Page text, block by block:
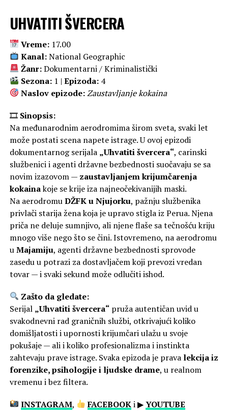
UHVATITI ŠVERCERA
Vreme:17.00
Kanal:National Geographic
Žanr:Dokumentarni / Kriminalistički
Sezona:1 | Epizoda:4
Naslov epizode:Zaustavljanje kokaina
🎞 Sinopsis:
Na međunarodnim aerodromima širom sveta, svaki let
može postati scena napete istrage. U ovoj epizodi
dokumentarnog serijala „Uhvatiti švercera“, carinski
službenici i agenti državne bezbednosti suočavaju se sa
novim izazovom — zaustavljanjem krijumčarenja
kokainakoje se krije iza najneočekivanijih maski.
Na aerodromuDŽFK u Njujorku, pažnju službenika
privlači starija žena koja je upravo stigla iz Perua. Njena
priča ne deluje sumnjivo, ali njene flaše sa tečnošću kriju
mnogo više nego što se čini. Istovremeno, na aerodromu
uMajamiju, agenti državne bezbednosti sprovode
zasedu u potrazi za dostavljačem koji prevozi vredan
tovar — i svaki sekund može odlučiti ishod.
Zašto da gledate:
Serijal „Uhvatiti švercera“pruža autentičan uvid u
svakodnevni rad graničnih službi, otkrivajući koliko
domišljatosti i upornosti krijumčari ulažu u svoje
pokušaje — ali i koliko profesionalizma i instinkta
zahtevaju prave istrage. Svaka epizoda je prava lekcija iz
forenzike, psihologije i ljudske drame, u realnom
vremenu i bez filtera.
INSTAGRAM, FACEBOOKi ▶YOUTUBE